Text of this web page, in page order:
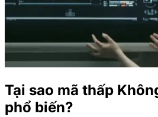
Tại sao mã thấp
phổ biến?